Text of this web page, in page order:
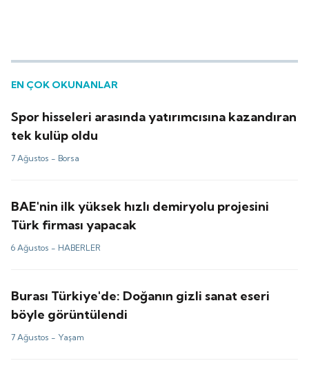
EN ÇOK OKUNANLAR
Spor hisseleri arasında yatırımcısına kazandıran
tek kulüp oldu
7 Ağustos - Borsa
BAE'nin ilk yüksek hızlı demiryolu projesini
Türk firması yapacak
6 Ağustos - HABERLER
Burası Türkiye'de: Doğanın gizli sanat eseri
böyle görüntülendi
7 Ağustos - Yaşam